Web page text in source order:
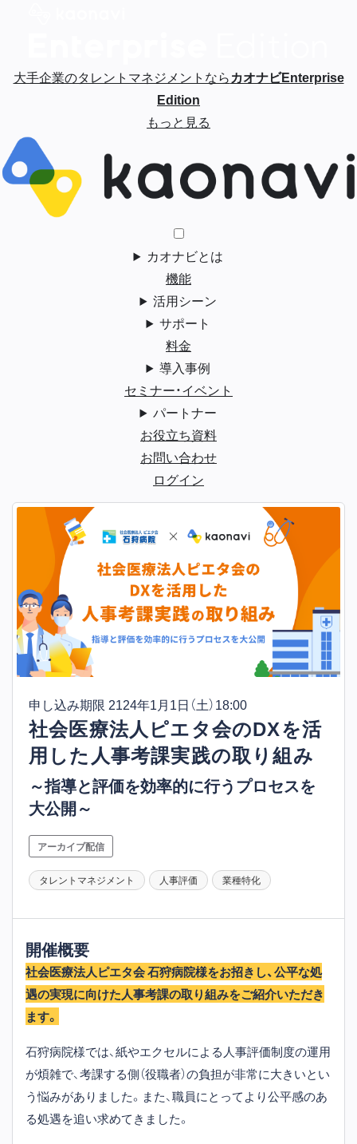
大手企業のタレントマネジメントならカオナビEnterprise
Edition
もっと見る
カオナビとは
機能
活用シーン
サポート
料金
導入事例
セミナー・イベント
パートナー
お役立ち資料
お問い合わせ
ログイン
申し込み期限 2124年1月1日（土）18:00
社会医療法人ピエタ会のDXを活
用した人事考課実践の取り組み
～指導と評価を効率的に行うプロセスを
大公開～
アーカイブ配信
タレントマネジメント 人事評価 業種特化
開催概要
社会医療法人ピエタ会 石狩病院様をお招きし、公平な処
遇の実現に向けた人事考課の取り組みをご紹介いただき
ます。
石狩病院様では、紙やエクセルによる人事評価制度の運用
が煩雑で、考課する側（役職者）の負担が非常に大きいとい
う悩みがありました。また、職員にとってより公平感のあ
る処遇を追い求めてきました。